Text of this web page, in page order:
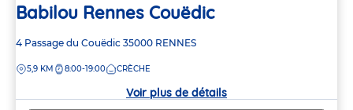
Babilou Rennes Couëdic
Adresse
la
4 Passage du Couëdic 35000 RENNES
DISTANCE
5,9 KM 8:00-19:00 CRÈCHE
Voir plus de détails